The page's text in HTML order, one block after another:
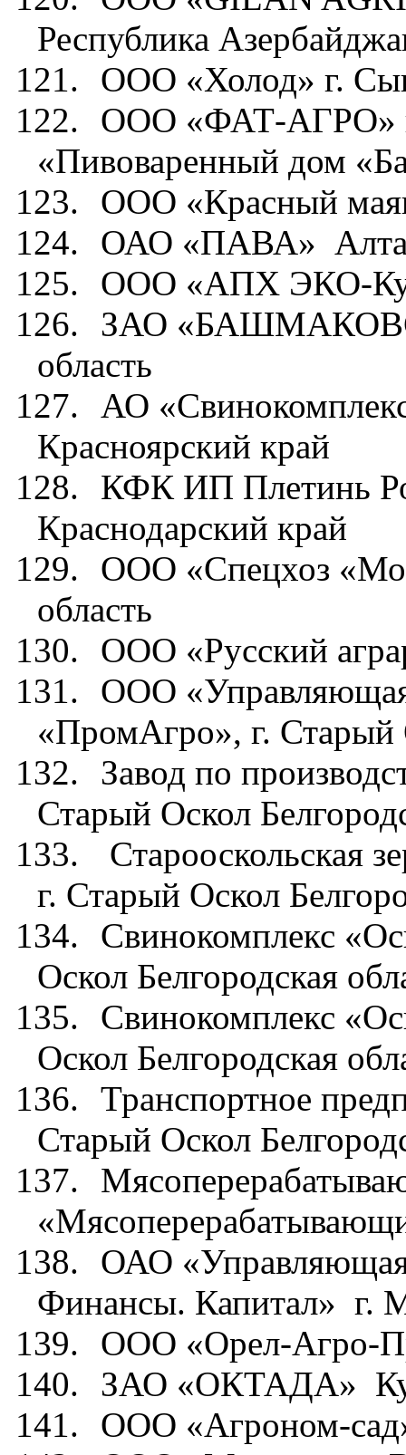
Республика
121.
ООО «Холод»г.
122.
ООО «ФАТ-АГРО»
«Пивоваренный дом
123.
ООО «Красный
124.
ОАО «ПАВА»
125.
ООО «АПХ ЭКО-
126.
ЗАО
область
127.
АО
Красноярский край
128.
КФК ИП Плетинь
Краснодарский край
129.
ООО «Спецхоз
область
130.
ООО «Русский
131.
ООО «Управляющая
«ПромАгро», г. Старый
132.
Завод по
Старый Оскол
133.
Старооскольская
г. Старый Оскол
134.
Свинокомплекс
Оскол Белгородская
135.
Свинокомплекс
Оскол Белгородская
136.
Транспортное
Старый Оскол
137.
138.
ОАО
Финансы. Капитал» г.
139.
ООО «Орел-Агро-
140.
ЗАО «ОКТАДА»
141.
ООО «Агроном-